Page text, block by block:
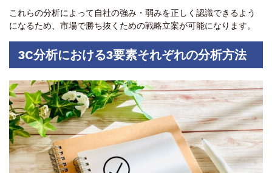
これらの分析によって自社の強み・弱みを正しく認識できるよう
になるため、市場で勝ち抜くための戦略立案が可能になります。
3C分析における3要素それぞれの分析方法